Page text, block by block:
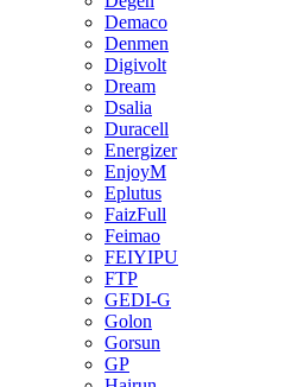
Demaco
Denmen
Digivolt
Dream
Dsalia
Duracell
Energizer
EnjoyM
Eplutus
FaizFull
Feimao
FEIYIPU
FTP
GEDI-G
Golon
Gorsun
GP